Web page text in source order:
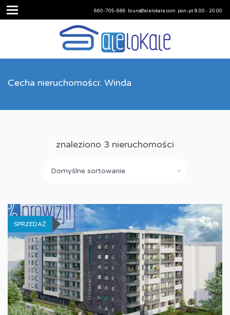
660-705-686 biuro@alelokale.com pon-pt 8.00 - 20.00
Cecha nieruchomości: Winda
znaleziono 3 nieruchomości
Domyślne sortowanie
SPRZEDAŻ